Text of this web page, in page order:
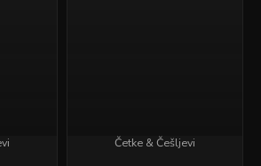
Četke & Češljevi